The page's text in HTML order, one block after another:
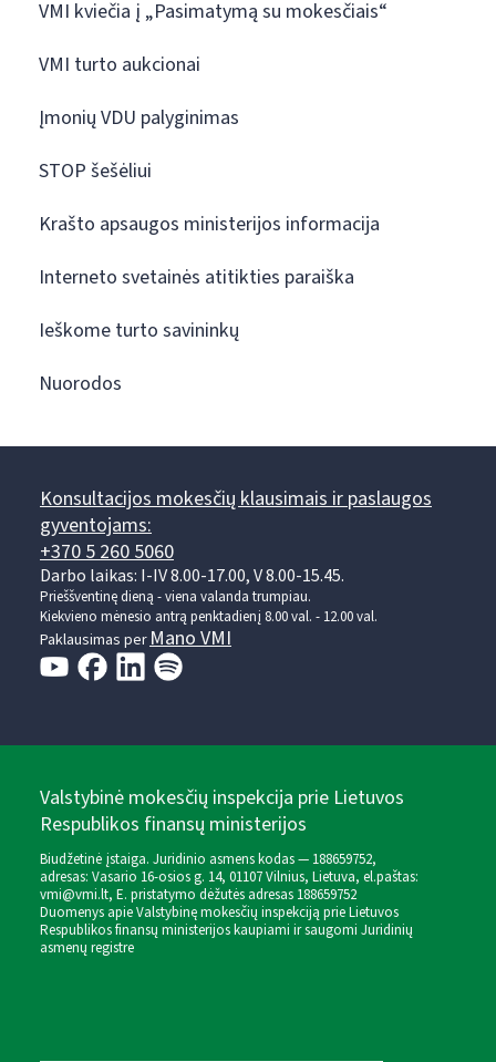
VMI kviečia į „Pasimatymą su mokesčiais“
VMI turto aukcionai
Įmonių VDU palyginimas
STOP šešėliui
Krašto apsaugos ministerijos informacija
Interneto svetainės atitikties paraiška
Ieškome turto savininkų
Nuorodos
Konsultacijos mokesčių klausimais ir paslaugos
gyventojams:
+370 5 260 5060
Darbo laikas: I-IV 8.00-17.00, V 8.00-15.45.
Prieššventinę dieną - viena valanda trumpiau.
Kiekvieno mėnesio antrą penktadienį 8.00 val. - 12.00 val.
Paklausimas perMano VMI
Valstybinė mokesčių inspekcija prie Lietuvos
Respublikos finansų ministerijos
Biudžetinė įstaiga. Juridinio asmens kodas — 188659752,
adresas: Vasario 16-osios g. 14, 01107 Vilnius, Lietuva, el.paštas:
vmi@vmi.lt, E. pristatymo dėžutės adresas 188659752
Duomenys apie Valstybinę mokesčių inspekciją prie Lietuvos
Respublikos finansų ministerijos kaupiami ir saugomi Juridinių
asmenų registre